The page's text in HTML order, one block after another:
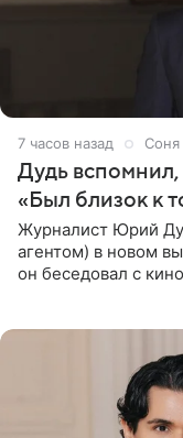
7 часов назад
Дудь вспомнил,
«Был близок к
Журналист Юрий
агентом) в новом
он беседовал с